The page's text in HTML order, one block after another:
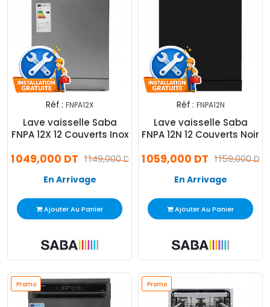
Réf : FNPA12X
Lave vaisselle Saba
FNPA 12X 12 Couverts Inox
1 149,000 DT
1 049,000 DT
En Arrivage
Ajouter Au Panier
Réf : FNPA12N
Lave vaisselle Saba
FNPA 12N 12 Couverts Noir
1 159,000 DT
1 059,000 DT
En Arrivage
Ajouter Au Panier
Promo Promo